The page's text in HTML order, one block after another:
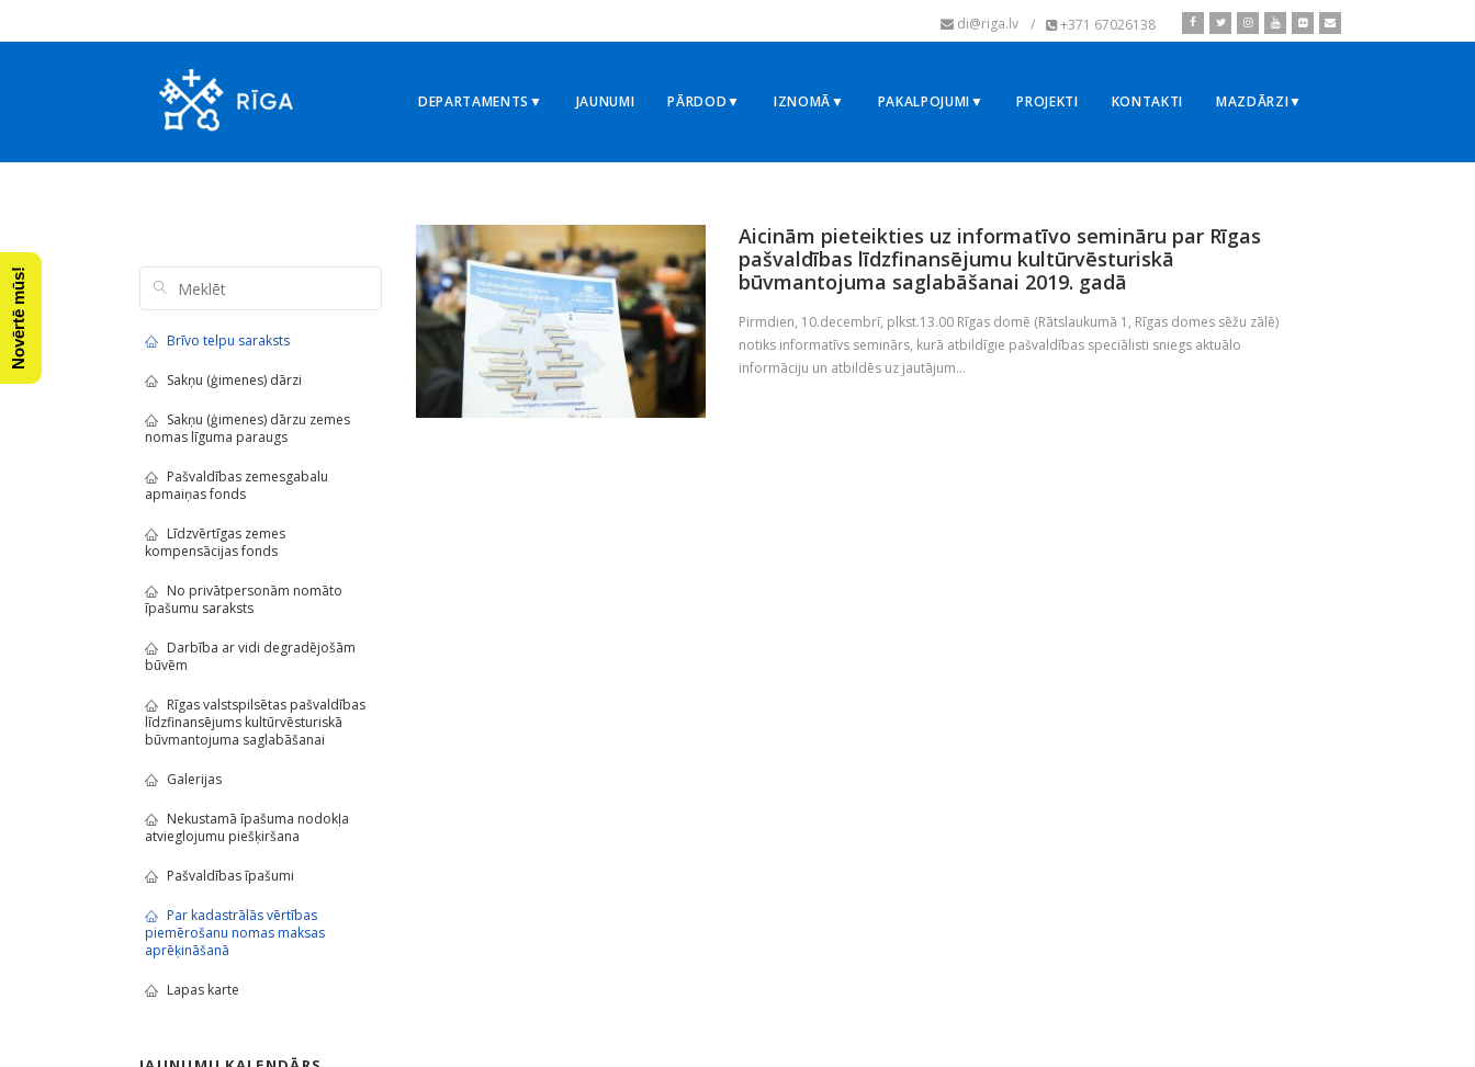
di@riga.lv / +371 67026138
DEPARTAMENTS▼ JAUNUMI PĀRDOD▼ IZNOMĀ▼ PAKALPOJUMI▼ PROJEKTI KONTAKTI MAZDĀRZI▼
Aicinām pieteikties uz informatīvo semināru par Rīgas
pašvaldības līdzfinansējumu kultūrvēsturiskā
būvmantojuma saglabāšanai 2019. gadā
Pirmdien, 10.decembrī, plkst.13.00 Rīgas domē (Rātslaukumā 1, Rīgas domes sēžu zālē)
notiks informatīvs seminārs, kurā atbildīgie pašvaldības speciālisti sniegs aktuālo
informāciju un atbildēs uz jautājum...
Brīvo telpu saraksts
Sakņu (ģimenes) dārzi
Sakņu (ģimenes) dārzu zemes
nomas līguma paraugs
Pašvaldības zemesgabalu
apmaiņas fonds
Līdzvērtīgas zemes
kompensācijas fonds
No privātpersonām nomāto
īpašumu saraksts
Darbība ar vidi degradējošām
būvēm
Rīgas valstspilsētas pašvaldības
līdzfinansējums kultūrvēsturiskā
būvmantojuma saglabāšanai
Galerijas
Nekustamā īpašuma nodokļa
atvieglojumu piešķiršana
Pašvaldības īpašumi
Par kadastrālās vērtības
piemērošanu nomas maksas
aprēķināšanā
Lapas karte
Novērtē mūs!